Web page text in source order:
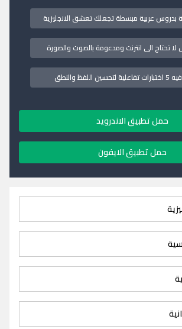
بدروس عربية مبسطة تجعلك تعشق الانجليزية
تحتاج الى انترنت ومدعومة بالصوت والصورة
والنطق
حمل تطبيق الاندرويد
حمل تطبيق الايفون